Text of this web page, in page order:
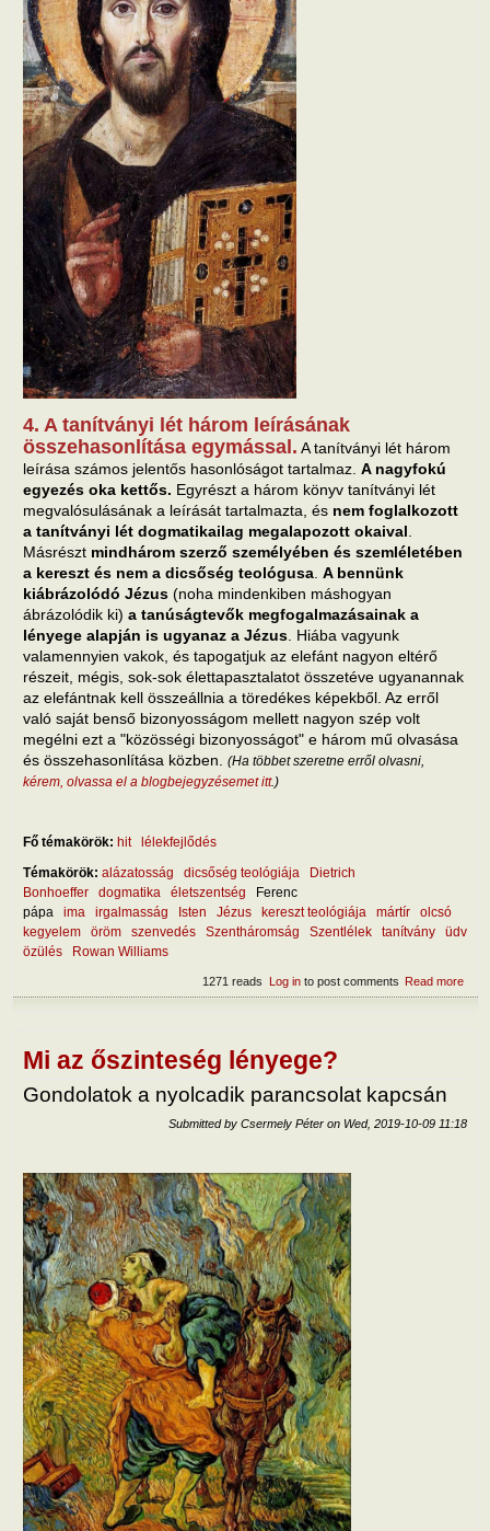
4. A tanítványi lét három leírásának
összehasonlítása egymással. A tanítványi lét három
leírása számos jelentős hasonlóságot tartalmaz. A nagyfokú
egyezés oka kettős. Egyrészt a három könyv tanítványi lét
megvalósulásának a leírását tartalmazta, és nem foglalkozott
a tanítványi lét dogmatikailag megalapozott okaival
Másrészt mindhárom szerző személyében és szemléletében
a kereszt és nem a dicsőség teológusa A bennünk
kiábrázolódó Jézus (noha mindenkiben máshogyan
ábrázolódik ki) a tanúságtevők megfogalmazásainak a
lényege alapján is ugyanaz a Jézus . Hiába vagyunk
valamennyien vakok, és tapogatjuk az elefánt nagyon eltérő
részeit, mégis, sok-sok élettapasztalatot összetéve ugyanannak
az elefántnak kell összeállnia a töredékes képekből. Az erről
való saját benső bizonyosságom mellett nagyon szép volt
megélni ezt a "közösségi bizonyosságot" e három mű olvasása
és összehasonlítása közben. (Ha többet szeretne erről olvasni,
kérem, olvassa el a blogbejegyzésemet itt.)
Fő témakörök: hit
lélekfejlődés
Témakörök: alázatosság dicsőség teológiája
Dietrich
Bonhoeffer
dogmatika életszentség
Ferenc
pápa
ima irgalmasság Isten Jézus kereszt teológiája mártír
olcsó
kegyelem
öröm szenvedés Szentháromság Szentlélek tanítvány
üdv
özülés
Rowan Williams
Read more
Log into post comments
1271 reads
Mi az őszinteség lényege?
Gondolatok a nyolcadik parancsolat kapcsán
Submitted by Csermely Péter on Wed, 2019-10-09 11:18